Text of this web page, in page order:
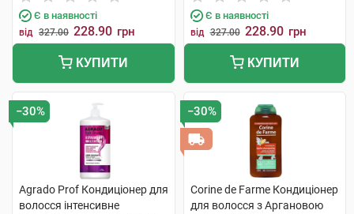
Є в наявності
від 327.00 228.90 грн
КУПИТИ
Є в наявності
від 327.00 228.90 грн
КУПИТИ
−30%
Agrado Prof Кондиціонер для
волосся інтенсивне
−30%
Corine de Farme Кондиціонер
для волосся з Аргановою